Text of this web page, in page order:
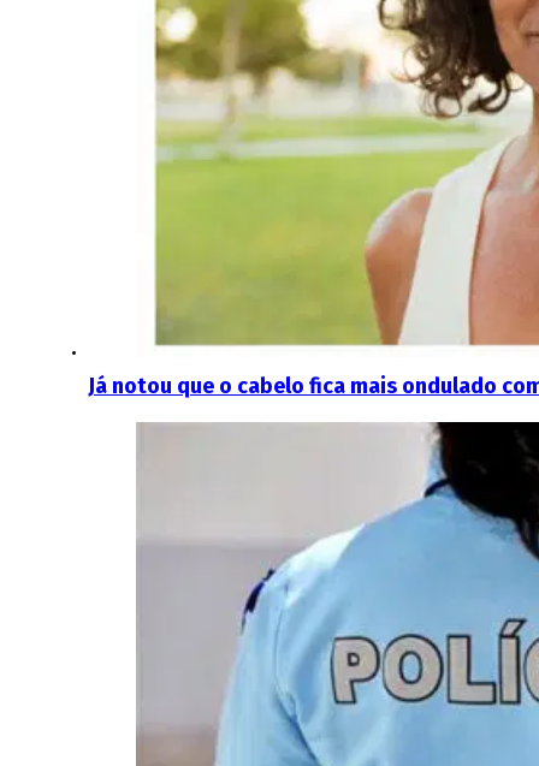
Já notou que o cabelo fica mais ondulado